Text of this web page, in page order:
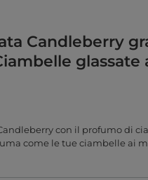
Candleberry
glassate
con il profumo di
come le tue ciambelle ai